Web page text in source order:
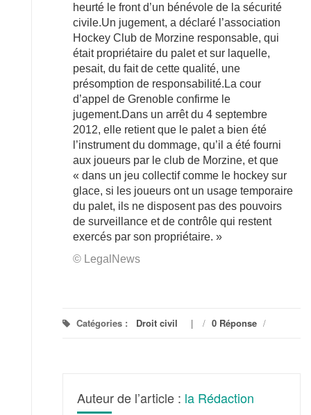
heurté le front d’un bénévole de la sécurité
civile.Un jugement, a déclaré l’association
Hockey Club de Morzine responsable, qui
était propriétaire du palet et sur laquelle,
pesait, du fait de cette qualité, une
présomption de responsabilité.La cour
d’appel de Grenoble confirme le
jugement.Dans un arrêt du 4 septembre
2012, elle retient que le palet a bien été
l’instrument du dommage, qu’il a été fourni
aux joueurs par le club de Morzine, et que
« dans un jeu collectif comme le hockey sur
glace, si les joueurs ont un usage temporaire
du palet, ils ne disposent pas des pouvoirs
de surveillance et de contrôle qui restent
exercés par son propriétaire. »
© LegalNews
Catégories : Droit civil / 0 Réponse /
Auteur de l’article : la Rédaction